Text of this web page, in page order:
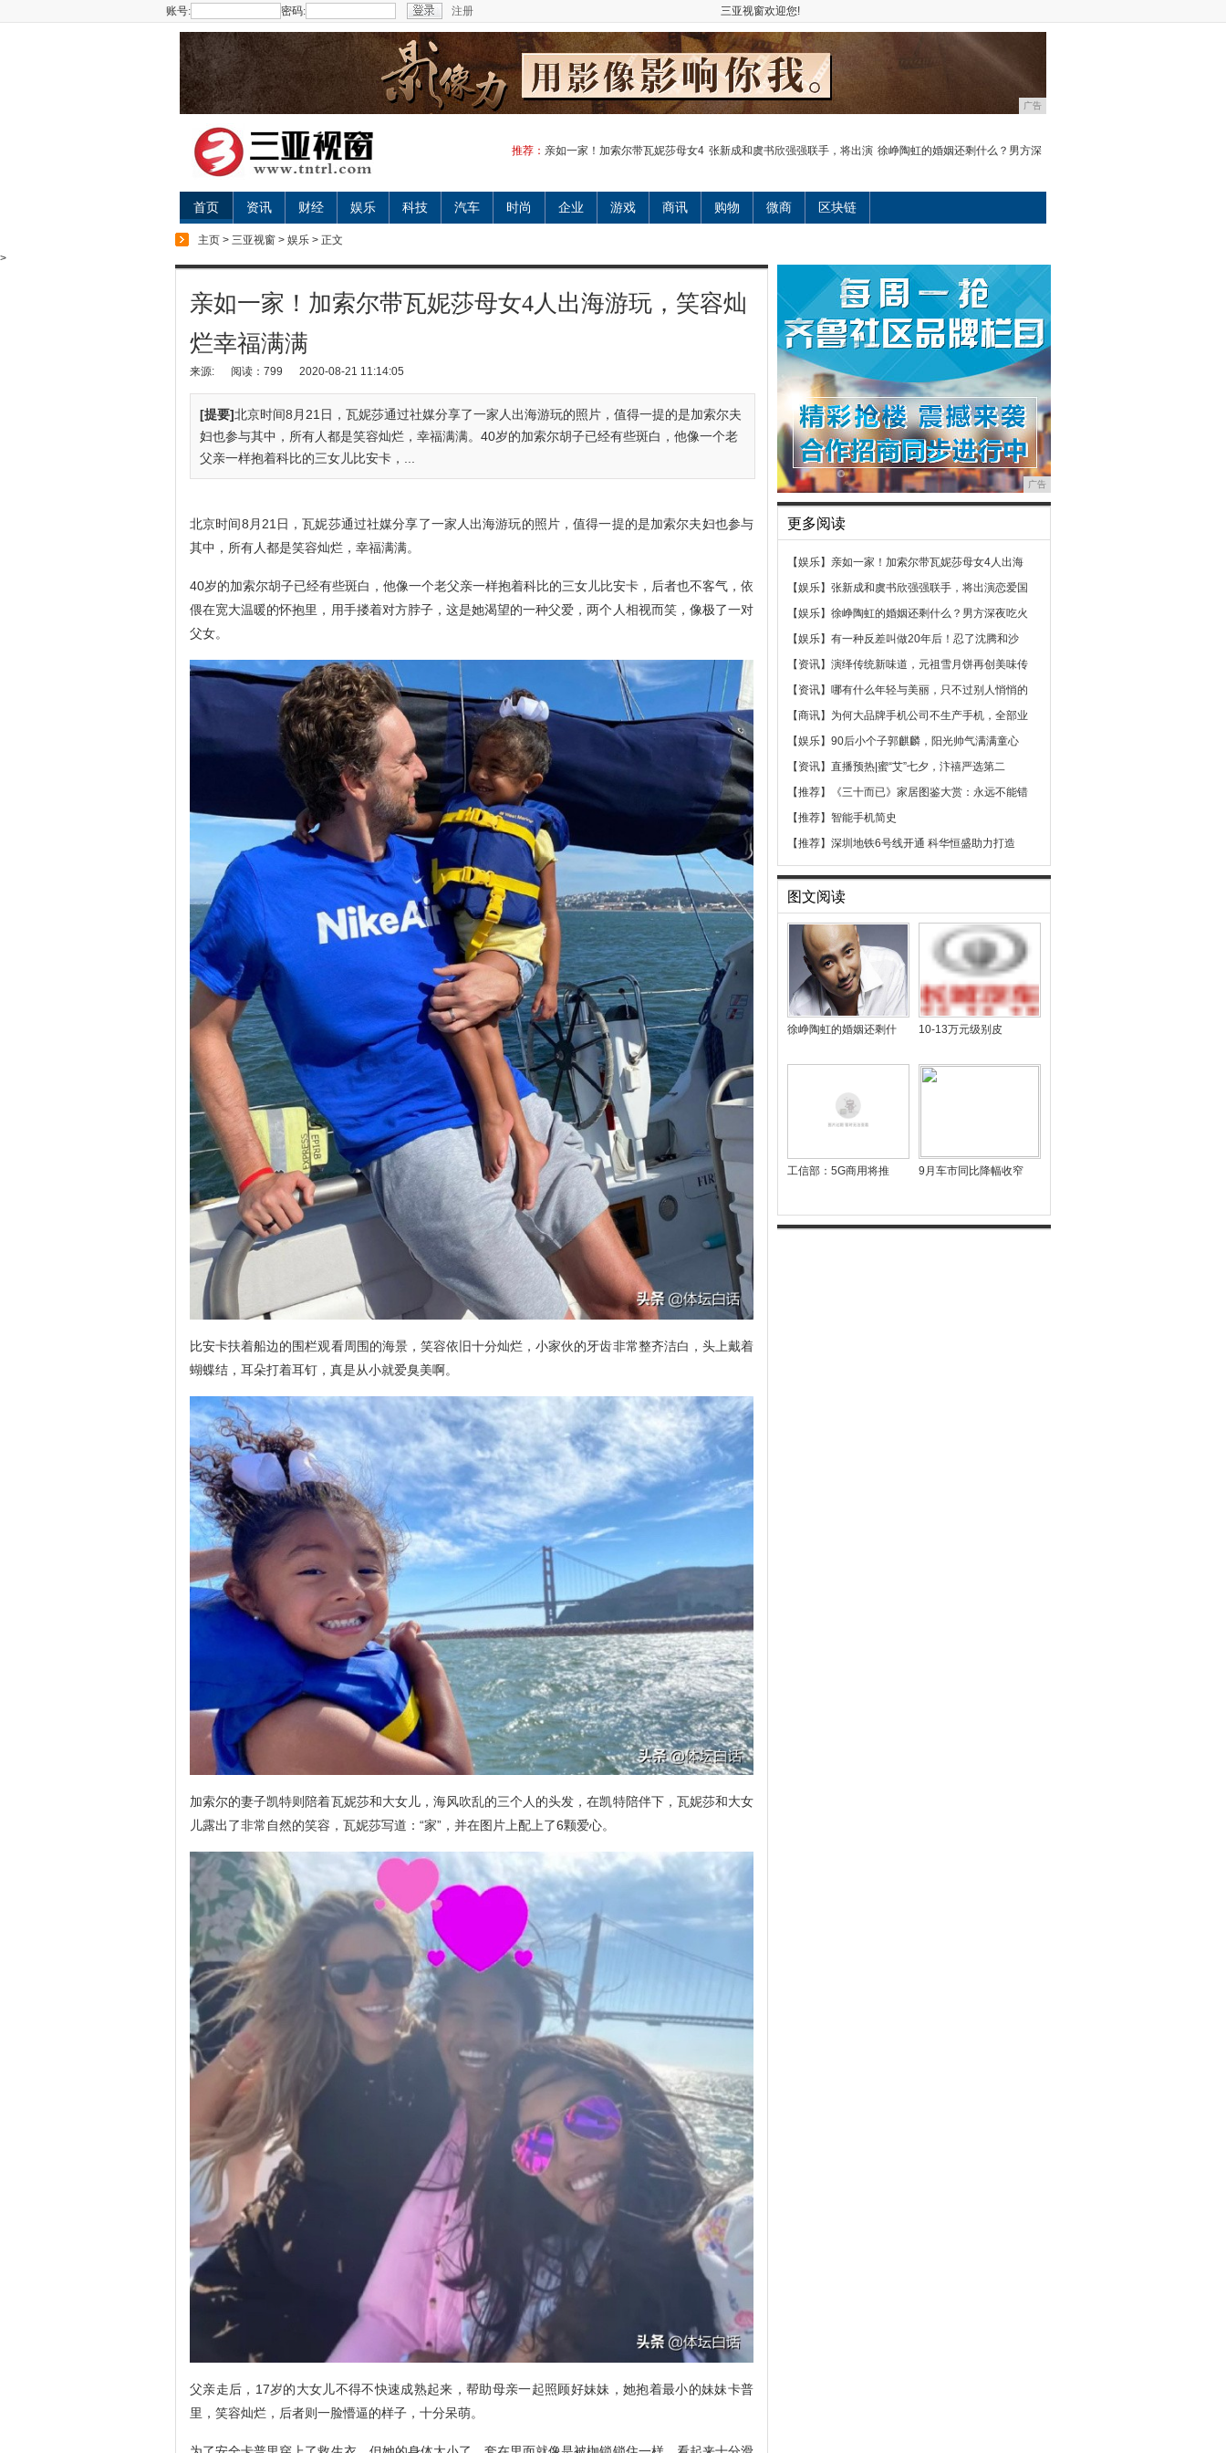
账号: 密码: 注册 三亚视窗欢迎您!
广告
推荐： 亲如一家！加索尔带瓦妮莎母女4 张新成和虞书欣强强联手，将出演 徐峥陶虹的婚姻还剩什么？男方深
首页 资讯 财经 娱乐 科技 汽车 时尚 企业 游戏 商讯 购物 微商 区块链
主页 > 三亚视窗 > 娱乐 > 正文
>
亲如一家！加索尔带瓦妮莎母女4人出海游玩，笑容灿
烂幸福满满
来源: 阅读：799 2020-08-21 11:14:05
[提要]北京时间8月21日，瓦妮莎通过社媒分享了一家人出海游玩的照片，值得一提的是加索尔夫
妇也参与其中，所有人都是笑容灿烂，幸福满满。40岁的加索尔胡子已经有些斑白，他像一个老
父亲一样抱着科比的三女儿比安卡，...
北京时间8月21日，瓦妮莎通过社媒分享了一家人出海游玩的照片，值得一提的是加索尔夫妇也参与
其中，所有人都是笑容灿烂，幸福满满。
40岁的加索尔胡子已经有些斑白，他像一个老父亲一样抱着科比的三女儿比安卡，后者也不客气，依
偎在宽大温暖的怀抱里，用手搂着对方脖子，这是她渴望的一种父爱，两个人相视而笑，像极了一对
父女。
比安卡扶着船边的围栏观看周围的海景，笑容依旧十分灿烂，小家伙的牙齿非常整齐洁白，头上戴着
蝴蝶结，耳朵打着耳钉，真是从小就爱臭美啊。
加索尔的妻子凯特则陪着瓦妮莎和大女儿，海风吹乱的三个人的头发，在凯特陪伴下，瓦妮莎和大女
儿露出了非常自然的笑容，瓦妮莎写道：“家”，并在图片上配上了6颗爱心。
父亲走后，17岁的大女儿不得不快速成熟起来，帮助母亲一起照顾好妹妹，她抱着最小的妹妹卡普
里，笑容灿烂，后者则一脸懵逼的样子，十分呆萌。
广告
更多阅读
【娱乐】 亲如一家！加索尔带瓦妮莎母女4人出海
【娱乐】 张新成和虞书欣强强联手，将出演恋爱国
【娱乐】 徐峥陶虹的婚姻还剩什么？男方深夜吃火
【娱乐】 有一种反差叫做20年后！忍了沈腾和沙
【资讯】 演绎传统新味道，元祖雪月饼再创美味传
【资讯】 哪有什么年轻与美丽，只不过别人悄悄的
【商讯】 为何大品牌手机公司不生产手机，全部业
【娱乐】 90后小个子郭麒麟，阳光帅气满满童心
【资讯】 直播预热|蜜“艾”七夕，汴禧严选第二
【推荐】
《三十而已》家居图鉴大赏：永远不能错
【推荐】 智能手机简史
【推荐】 深圳地铁6号线开通 科华恒盛助力打造
图文阅读
徐峥陶虹的婚姻还剩什 10-13万元级别皮
工信部：5G商用将推 9月车市同比降幅收窄